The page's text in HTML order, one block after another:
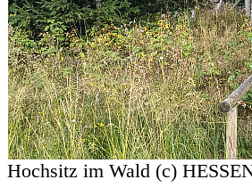
Hochsitz im Wald (c)